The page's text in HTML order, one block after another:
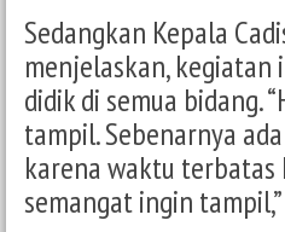
Sedangkan Kepala
menjelaskan,
didik di semua bidang.
tampil. Sebenarnya
karena waktu terbatas
semangat ingin